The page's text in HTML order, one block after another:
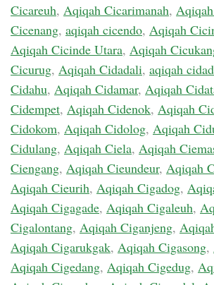
Cicareuh, Aqiqah Cicarimanah,
Cicenang, aqiqah cicendo, Aqiqah
Aqiqah Cicinde Utara, Aqiqah
Cicurug, Aqiqah Cidadali, aqiqah
Cidahu, Aqiqah Cidamar, Aqiqah
Cidempet, Aqiqah Cidenok, Aqiqah
Cidokom, Aqiqah Cidolog, Aqiqah
Cidulang, Aqiqah Ciela, Aqiqah
Ciengang, Aqiqah Cieundeur, Aqiqah
Aqiqah Cieurih, Aqiqah Cigadog,
Aqiqah Cigagade, Aqiqah Cigaleuh,
Cigalontang, Aqiqah Ciganjeng,
Aqiqah Cigarukgak, Aqiqah Cigasong,
Aqiqah Cigedang, Aqiqah Cigedug,